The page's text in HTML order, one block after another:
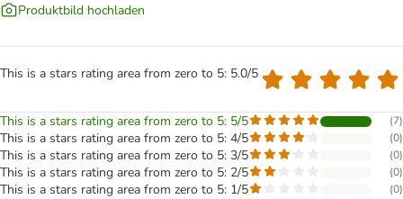
Produktbild hochladen
This is a stars rating area from zero to 5: 5.0/5
This is a stars rating area from zero to 5: 5/5 (7)
This is a stars rating area from zero to 5: 4/5 (0)
This is a stars rating area from zero to 5: 3/5 (0)
This is a stars rating area from zero to 5: 2/5 (0)
This is a stars rating area from zero to 5: 1/5 (0)